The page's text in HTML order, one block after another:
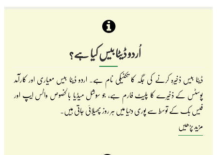
اُردو ڈیٹا بیس کیا ہے؟
ڈیٹا بیس ذخیرہ کرنے کی جگہ کا تکنیکی نام ہے۔ اردو ڈیٹا بیس معیاری اور کارآمد
پوسٹس کے ذخیرے کا پلیٹ فارم ہے، جو سوشل میڈیا بالخصوص واٹس ایپ اور
فیس بک کے توسط سے پوری دنیا میں ہر روز پھیلائی جاتی ہیں۔
مزید پڑھیں